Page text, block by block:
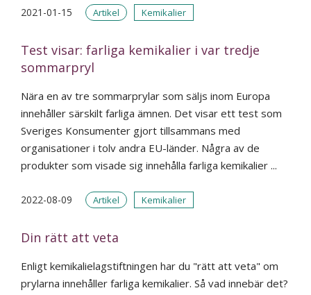
2021-01-15 Artikel Kemikalier
Test visar: farliga kemikalier i var tredje
sommarpryl
Nära en av tre sommarprylar som säljs inom Europa
innehåller särskilt farliga ämnen. Det visar ett test som
Sveriges Konsumenter gjort tillsammans med
organisationer i tolv andra EU-länder. Några av de
produkter som visade sig innehålla farliga kemikalier ...
2022-08-09 Artikel Kemikalier
Din rätt att veta
Enligt kemikalielagstiftningen har du "rätt att veta" om
prylarna innehåller farliga kemikalier. Så vad innebär det?